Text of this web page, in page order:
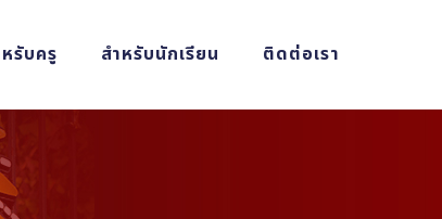
รับครู สำหรับนักเรียน ติดต่อเรา